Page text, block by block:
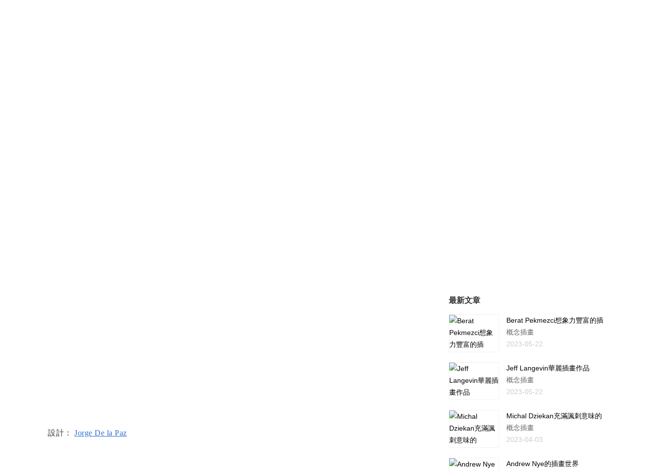
設計： Jorge De la Paz
最新文章
Berat Pekmezci想象力豐富的插
概念插畫
2023-05-22
Jeff Langevin華麗插畫作品
概念插畫
2023-05-22
Michal Dziekan充滿諷刺意味的
概念插畫
2023-04-03
Andrew Nye的插畫世界